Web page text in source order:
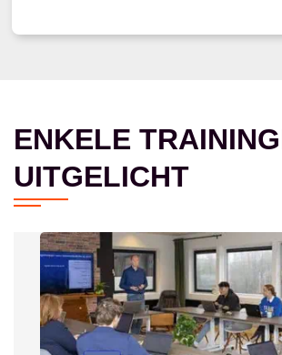
ENKELE
UITGELICHT